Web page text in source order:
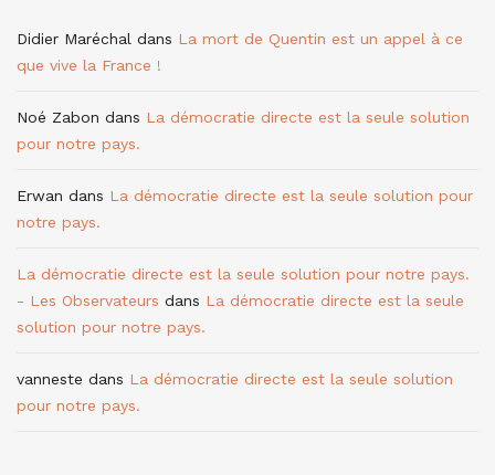
Didier Maréchal dans La mort de Quentin est un appel à ce
que vive la France !
Noé Zabon dans La démocratie directe est la seule solution
pour notre pays.
Erwan dans La démocratie directe est la seule solution pour
notre pays.
La démocratie directe est la seule solution pour notre pays.
- Les Observateurs dans La démocratie directe est la seule
solution pour notre pays.
vanneste dans La démocratie directe est la seule solution
pour notre pays.